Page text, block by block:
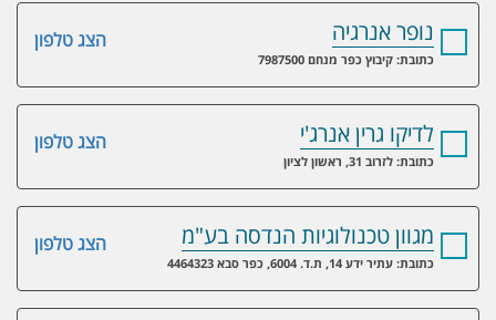
הצג טלפון נופר אנרגיה
כתובת: קיבוץ כפר מנחם 7987500
הצג טלפון לדיקו גרין אנרג'י
כתובת: לזרוב 31, ראשון לציון
הצג טלפון מגוון טכנולוגיות הנדסה בע"מ
כתובת: עתיר ידע 14, ת.ד. 6004, כפר סבא 4464323